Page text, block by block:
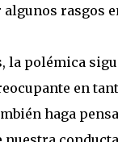
rasgos
la polémica
en
haga